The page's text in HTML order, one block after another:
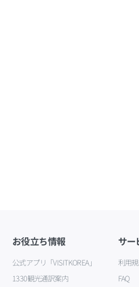
お役立ち情報
公式アプリ「VISITKOREA」
1330観光通訳案内
サー
利用
FAQ